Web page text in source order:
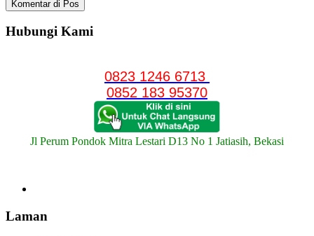
Hubungi Kami
0823 1246 6713
0852 183 95370
Jl Perum Pondok Mitra Lestari D13 No 1 Jatiasih, Bekasi
Laman